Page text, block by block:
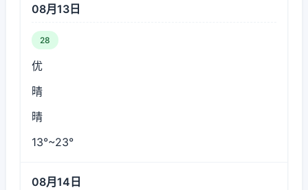
08月13日
28
优
晴
晴
13°~23°
08月14日